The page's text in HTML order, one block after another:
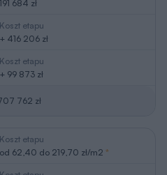
191 684 zł
Koszt etapu
+ 416 206 zł
Koszt etapu
+ 99 873 zł
762 zł
Koszt etapu
od 62,40 do 219,70 zł/m2 *